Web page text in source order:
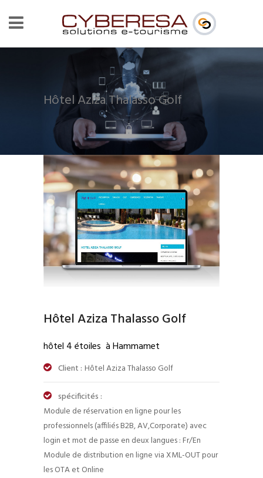
Hôtel Aziza Thalasso Golf
Hôtel Aziza Thalasso Golf
hôtel 4 étoiles à Hammamet
Client : Hôtel Aziza Thalasso Golf
spécificités :
Module de réservation en ligne pour les
professionnels (affiliés B2B, AV,Corporate) avec
login et mot de passe en deux langues : Fr/En
Module de distribution en ligne via XML-OUT pour
les OTA et Online